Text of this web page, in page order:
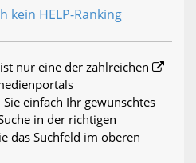
nur eine der zahlreichen
einfach Ihr gewünschtes
in der richtigen
das Suchfeld im oberen